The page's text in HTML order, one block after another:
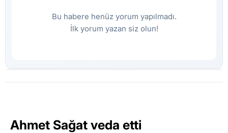
Bu habere henüz yorum yapılmadı.
İlk yorum yazan siz olun!
Ahmet Sağat veda etti